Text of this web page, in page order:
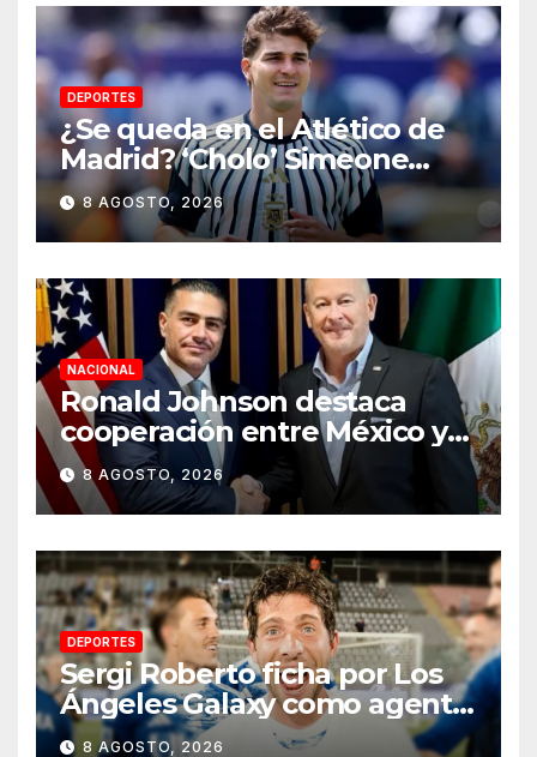
DEPORTES
¿Se queda en el Atlético de
Madrid? ‘Cholo’ Simeone
responde contundente sobre
el futuro de Julián Álvarez
8 AGOSTO, 2026
NACIONAL
Ronald Johnson destaca
cooperación entre México y
EU para la seguridad en
región aguacatera de
Michoacán
8 AGOSTO, 2026
DEPORTES
Sergi Roberto ficha por Los
Ángeles Galaxy como agente
libre hasta 2028
8 AGOSTO, 2026